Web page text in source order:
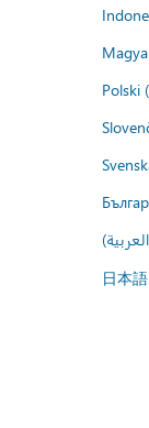
Polski
日本